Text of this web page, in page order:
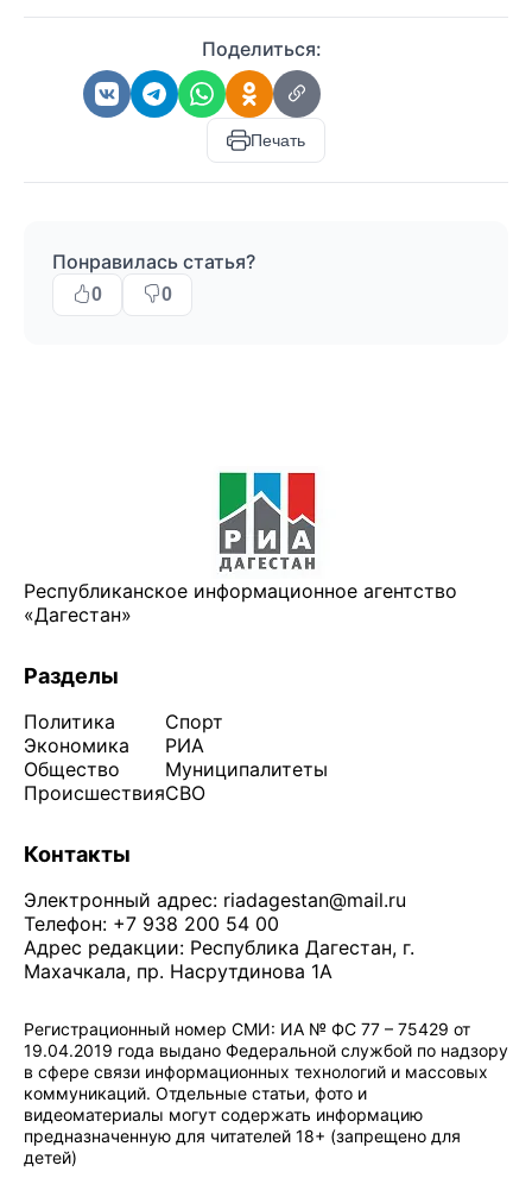
Поделиться:
Печать
Понравилась статья?
0 0
Республиканское информационное агентство
«Дагестан»
Разделы
Политика
Экономика
Общество
Происшествия
Спорт
РИА
Муниципалитеты
СВО
Контакты
Электронный адрес: riadagestan@mail.ru
Телефон: +7 938 200 54 00
Адрес редакции: Республика Дагестан, г.
Махачкала, пр. Насрутдинова 1А
Регистрационный номер СМИ: ИА № ФС 77 – 75429 от
19.04.2019 года выдано Федеральной службой по надзору
в сфере связи информационных технологий и массовых
коммуникаций. Отдельные статьи, фото и
видеоматериалы могут содержать информацию
предназначенную для читателей 18+ (запрещено для
детей)